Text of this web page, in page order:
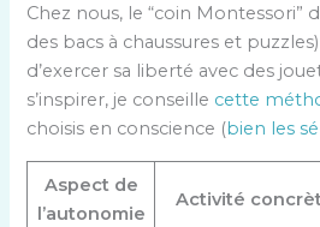
Chez nous, le “coin Montessori”
des bacs à chaussures et
d’exercer sa liberté avec des
s’inspirer, je conseille cette
choisis en conscience (bien les
Aspect de
l’autonomie
Activité